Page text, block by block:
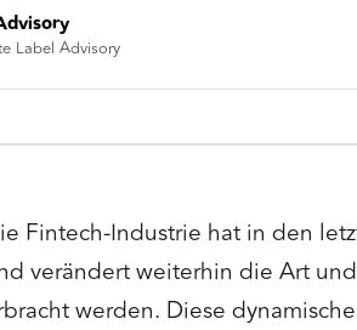
Label Advisory
Fintech-Industrie hat in den
verändert weiterhin die Art
werden. Diese